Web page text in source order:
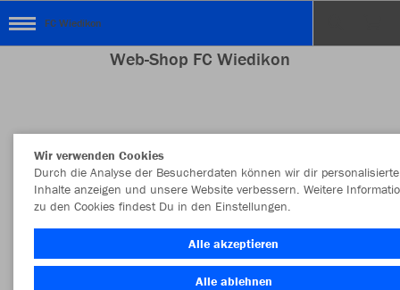
FC Wiedikon
Web-Shop FC Wiedikon
Style MEHR FILTER
Wir verwenden Cookies
Durch die Analyse der Besucherdaten können wir dir personalisierte
Inhalte anzeigen und unsere Website verbessern. Weitere
zu den Cookies findest Du in den Einstellungen.
Alle akzeptieren
Alle ablehnen